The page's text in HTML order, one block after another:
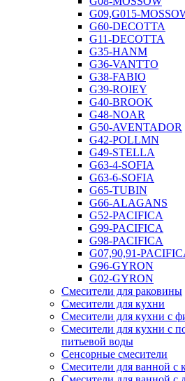
G09,G015-
G60-DECOTTA
G11-DECOTTA
G35-HANM
G36-VANTTO
G38-FABIO
G39-ROIEY
G40-BROOK
G48-NOAR
G50-AVENTADOR
G42-POLLMN
G49-STELLA
G63-4-SOFIA
G63-6-SOFIA
G65-TUBIN
G66-ALAGANS
G52-PACIFICA
G99-PACIFICA
G98-PACIFICA
G07,90,91-
G96-GYRON
G02-GYRON
Смесители для раковины
Смесители для кухни
Смесители для кухни с
Смесители для кухни с
питьевой воды
Сенсорные смесители
Смесители для ванной с